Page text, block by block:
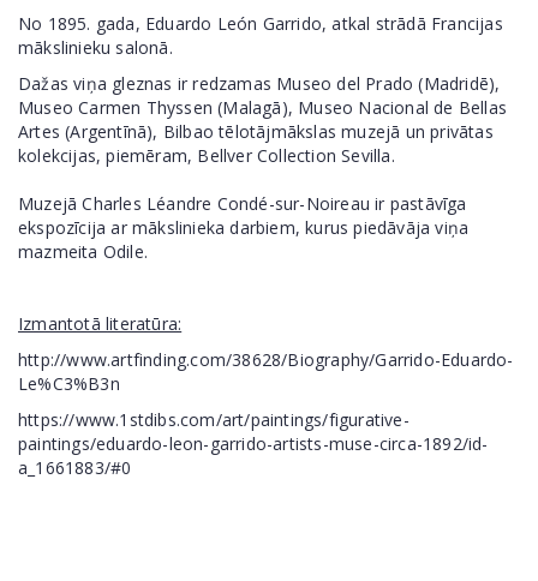
No 1895. gada, Eduardo León Garrido, atkal strādā Francijas
mākslinieku salonā.
Dažas viņa gleznas ir redzamas Museo del Prado (Madridē),
Museo Carmen Thyssen (Malagā), Museo Nacional de Bellas
Artes (Argentīnā), Bilbao tēlotājmākslas muzejā un privātas
kolekcijas, piemēram, Bellver Collection Sevilla.
Muzejā Charles Léandre Condé-sur-Noireau ir pastāvīga
ekspozīcija ar mākslinieka darbiem, kurus piedāvāja viņa
mazmeita Odile.
Izmantotā literatūra:
http://www.artfinding.com/38628/Biography/Garrido-Eduardo-
Le%C3%B3n
https://www.1stdibs.com/art/paintings/figurative-
paintings/eduardo-leon-garrido-artists-muse-circa-1892/id-
a_1661883/#0